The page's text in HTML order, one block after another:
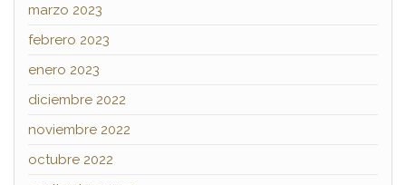
marzo 2023
febrero 2023
enero 2023
diciembre 2022
noviembre 2022
octubre 2022